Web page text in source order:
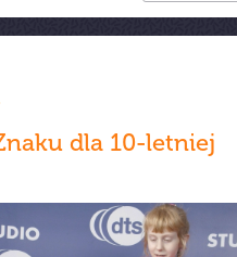
dla 10-letniej